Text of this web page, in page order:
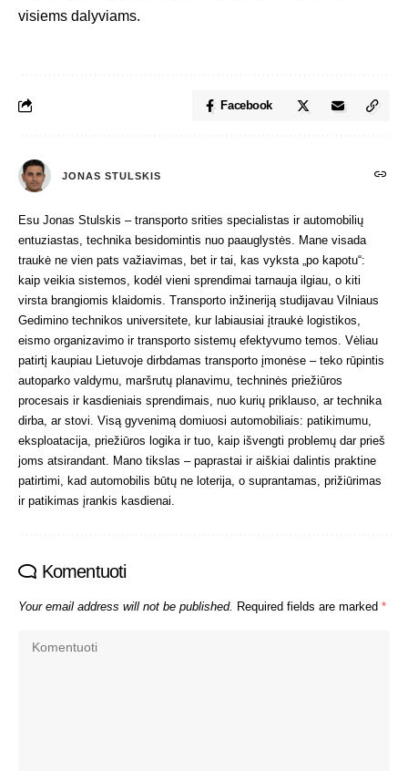
visiems dalyviams.
Facebook
JONAS STULSKIS
Esu Jonas Stulskis – transporto srities specialistas ir automobilių
entuziastas, technika besidomintis nuo paauglystės. Mane visada
traukė ne vien pats važiavimas, bet ir tai, kas vyksta „po kapotu“:
kaip veikia sistemos, kodėl vieni sprendimai tarnauja ilgiau, o kiti
virsta brangiomis klaidomis. Transporto inžineriją studijavau Vilniaus
Gedimino technikos universitete, kur labiausiai įtraukė logistikos,
eismo organizavimo ir transporto sistemų efektyvumo temos. Vėliau
patirtį kaupiau Lietuvoje dirbdamas transporto įmonėse – teko rūpintis
autoparko valdymu, maršrutų planavimu, techninės priežiūros
procesais ir kasdieniais sprendimais, nuo kurių priklauso, ar technika
dirba, ar stovi. Visą gyvenimą domiuosi automobiliais: patikimumu,
eksploatacija, priežiūros logika ir tuo, kaip išvengti problemų dar prieš
joms atsirandant. Mano tikslas – paprastai ir aiškiai dalintis praktine
patirtimi, kad automobilis būtų ne loterija, o suprantamas, prižiūrimas
ir patikimas įrankis kasdienai.
Komentuoti
Your email address will not be published. Required fields are marked *